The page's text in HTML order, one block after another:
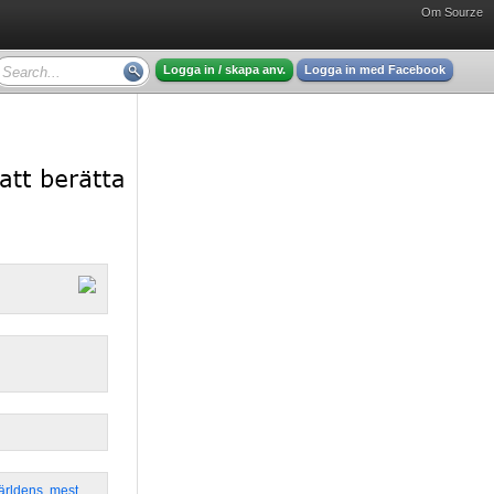
Om Sourze
Logga in / skapa anv. Logga in med Facebook
mest,